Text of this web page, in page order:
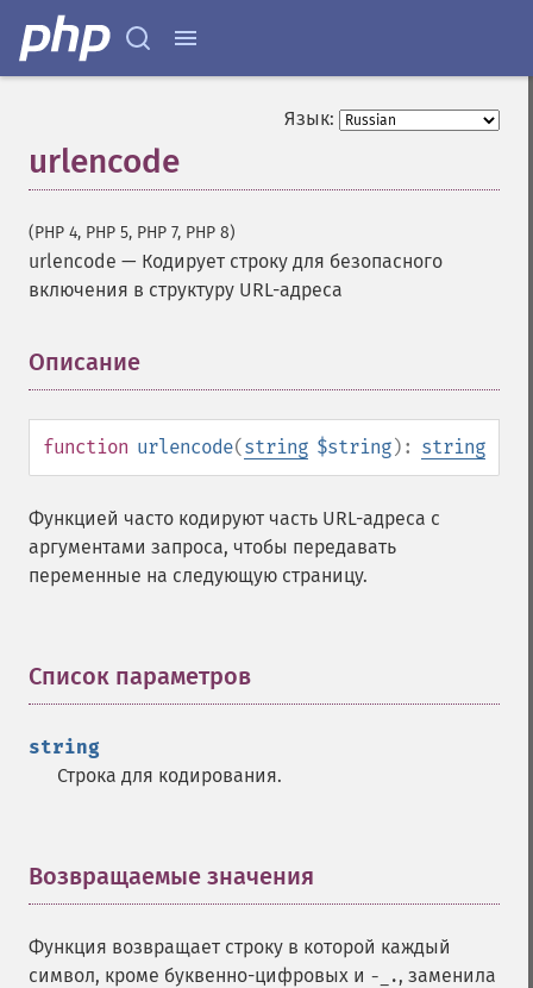
Язык:
urlencode
(PHP 4, PHP 5, PHP 7, PHP 8)
urlencode — Кодирует строку для безопасного
включения в структуру URL-адреса
Описание
function urlencode(string $string): string
Функцией часто кодируют часть URL-адреса с
аргументами запроса, чтобы передавать
переменные на следующую страницу.
Список параметров
string
Строка для кодирования.
Возвращаемые значения
Функция возвращает строку в которой каждый
символ, кроме буквенно-цифровых и -_., заменила